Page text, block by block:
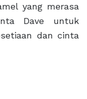
yang merasa
Dave untuk
dan cinta